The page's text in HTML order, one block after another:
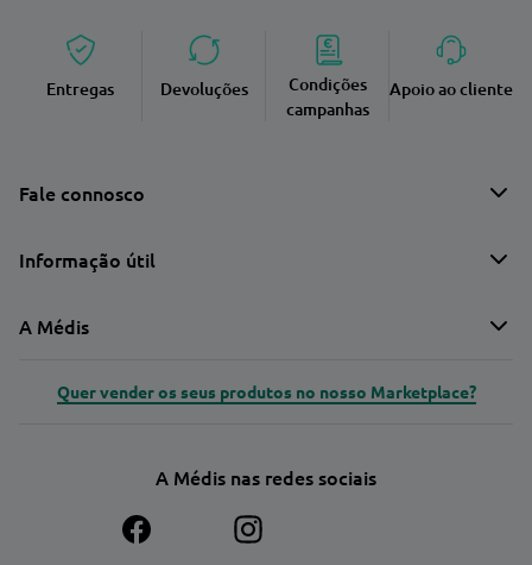
Entregas Devoluções
Condições
campanhas
Apoio ao cliente
Fale connosco
Informação útil
A Médis
Quer vender os seus produtos no nosso Marketplace?
A Médis nas redes sociais